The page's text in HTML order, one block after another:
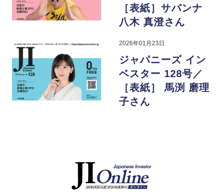
［表紙］サバンナ
八木 真澄さん
2026年01月23日
ジャパニーズ イン
ベスター 128号／
［表紙］ 馬渕 磨理
子さん